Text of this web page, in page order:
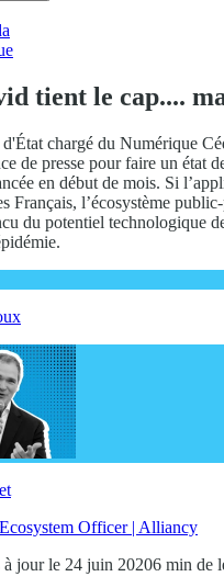
tient le cap....
d'État chargé du Numérique
de presse pour faire un état
en début de mois. Si
Français, l’écosystème
du potentiel technologique
Officer | Alliancy
à jour le 24 juin 20206 min de